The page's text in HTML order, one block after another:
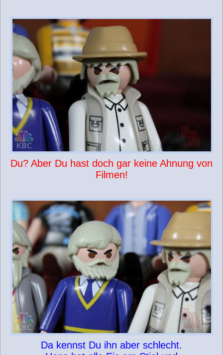
Du? Aber Du hast doch gar keine Ahnung von
Filmen!
Da kennst Du ihn aber schlecht.